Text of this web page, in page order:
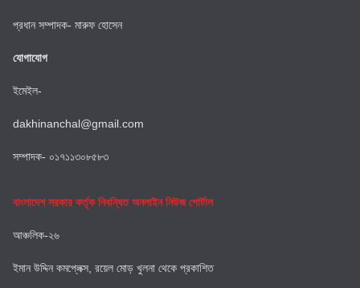
প্রধান সম্পাদক- মারুফ হোসেন
যোগাযোগ
ইমেইল-
dakhinanchal@gmail.com
সম্পাদক- ০১৭১১৩০৮৫৮৩
বাংলাদেশ সরকার কর্তৃক নিবন্ধিত অনলাইন নিউজ পোর্টাল
আঞ্চলিক-২৬
ইমান উদ্দিন কমপ্লেক্স, রয়েল মোড় খুলনা থেকে প্রকাশিত